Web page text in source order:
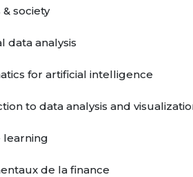
society
data analysis
for artificial intelligence
to data analysis and
learning
de la finance